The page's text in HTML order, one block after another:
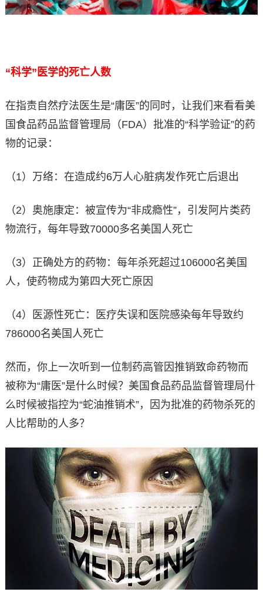
“科学”医学的死亡人数
在指责自然疗法医生是“庸医”的同时，让我们来看看美
国食品药品监督管理局（FDA）批准的“科学验证”的药
物的记录：
（1）万络：在造成约6万人心脏病发作死亡后退出
（2）奥施康定：被宣传为“非成瘾性”，引发阿片类药
物流行，每年导致70000多名美国人死亡
（3）正确处方的药物：每年杀死超过106000名美国
人，使药物成为第四大死亡原因
（4）医源性死亡：医疗失误和医院感染每年导致约
786000名美国人死亡
然而，你上一次听到一位制药高管因推销致命药物而
被称为“庸医”是什么时候？美国食品药品监督管理局什
么时候被指控为“蛇油推销术”，因为批准的药物杀死的
人比帮助的人多？